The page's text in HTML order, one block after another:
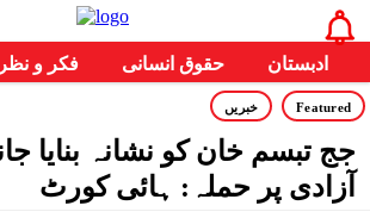
فکر و نظر حقوق انسانی ادبستان
Featured خبریں
جج تبسم خان کو نشانہ بنایا
آزادی پر حملہ: ہائی کورٹ